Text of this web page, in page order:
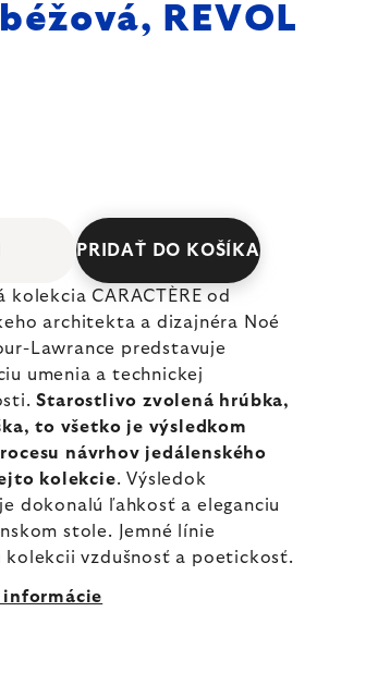
REVOL
PRIDAŤ DO KOŠÍKA
kolekcia CARACTÈRE od
architekta a dizajnéra Noé
Lawrance predstavuje
umenia a technickej
Starostlivo zvolená hrúbka,
to všetko je výsledkom
návrhov jedálenského
kolekcie. Výsledok
dokonalú ľahkosť a eleganciu
stole. Jemné línie
kolekcii vzdušnosť a poetickosť.
informácie